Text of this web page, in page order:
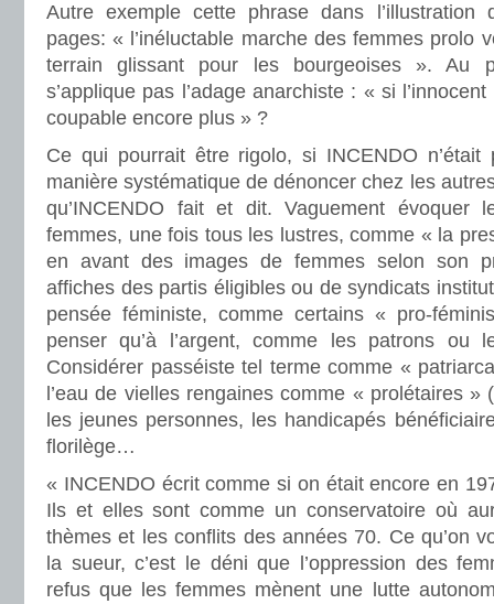
Autre exemple cette phrase dans l’illustration
pages: « l’inéluctable marche des femmes prolo
terrain glissant pour les bourgeoises ». Au
s’applique pas l’adage anarchiste : « si
coupable encore plus » ?
Ce qui pourrait être rigolo, si INCENDO n’était
manière systématique de dénoncer chez les
qu’INCENDO fait et dit. Vaguement évoquer
femmes, une fois tous les lustres, comme « la
en avant des images de femmes selon son
affiches des partis éligibles ou de syndicats
pensée féministe, comme certains « pro-
penser qu’à l’argent, comme les patrons ou
Considérer passéiste tel terme comme «
l’eau de vielles rengaines comme « prolétaires »
les jeunes personnes, les handicapés
florilège…
« INCENDO écrit comme si on était encore en
Ils et elles sont comme un conservatoire où
thèmes et les conflits des années 70. Ce qu’on
la sueur, c’est le déni que l’oppression des
refus que les femmes mènent une lutte